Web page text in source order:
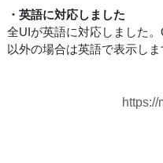
・英語に対応しました
全UIが英語に対応しました
以外の場合は英語で表示しま